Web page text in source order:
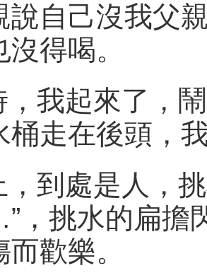
說自己沒我父
得喝。
，我起來了，
桶走在後頭，
，到處是人，
挑水的扁擔
歡樂。